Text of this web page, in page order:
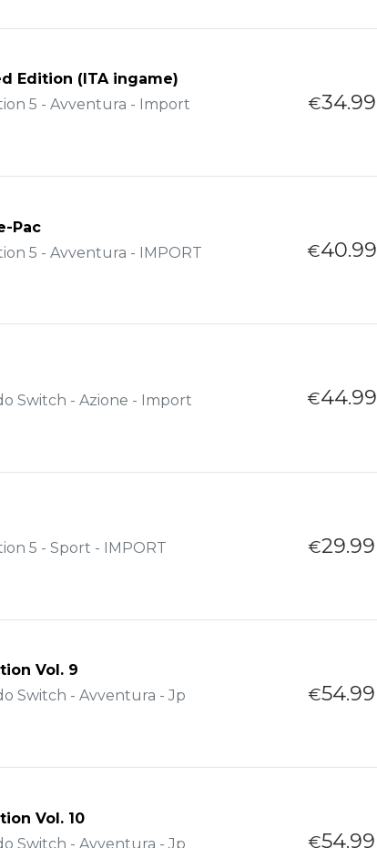
Edition (ITA ingame)
5 - Avventura - Import
€34.99
Pac
5 - Avventura - IMPORT
€40.99
Switch - Azione - Import
€44.99
5 - Sport - IMPORT
€29.99
Vol. 9
Switch - Avventura - Jp
€54.99
Vol. 10
Switch - Avventura - Jp
€54.99